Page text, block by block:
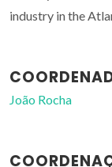
industry in the
João Rocha